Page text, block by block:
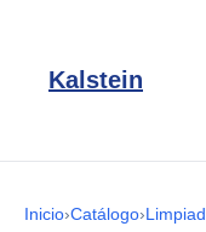
Kalstein
Inicio›Catálogo›